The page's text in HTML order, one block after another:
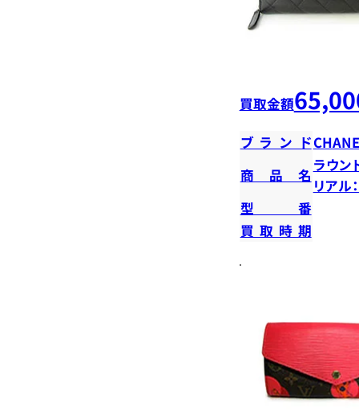
買取金額
ブランド
商品名
ラウン
リアル
型番
買取時期